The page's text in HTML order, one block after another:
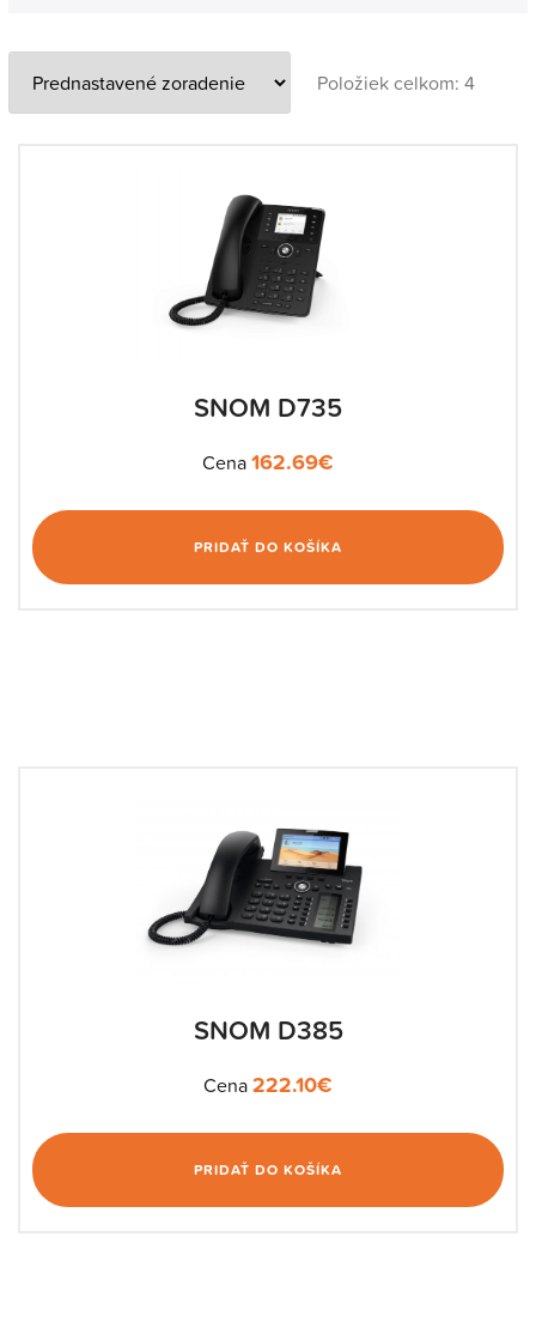
Položiek celkom: 4
SNOM D735
Cena162.69€
PRIDAŤ DO KOŠÍKA
SNOM D385
Cena222.10€
PRIDAŤ DO KOŠÍKA